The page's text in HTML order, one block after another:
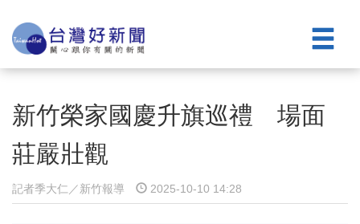
新竹榮家國慶升旗巡禮 場面
莊嚴壯觀
記者季大仁／新竹報導 2025-10-10 14:28